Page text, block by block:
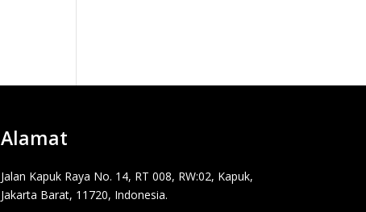
Alamat
Jalan Kapuk Raya No. 14, RT 008, RW:02, Kapuk,
Jakarta Barat, 11720, Indonesia.